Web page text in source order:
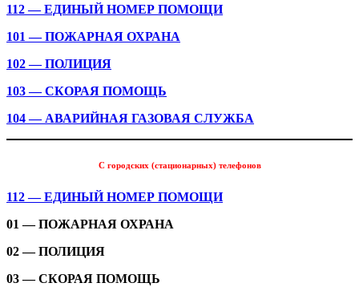
112 — ЕДИНЫЙ НОМЕР ПОМОЩИ
101 — ПОЖАРНАЯ ОХРАНА
102 — ПОЛИЦИЯ
103 — СКОРАЯ ПОМОЩЬ
104 — АВАРИЙНАЯ ГАЗОВАЯ СЛУЖБА
С городских (стационарных) телефонов
112 — ЕДИНЫЙ НОМЕР ПОМОЩИ
01 — ПОЖАРНАЯ ОХРАНА
02 — ПОЛИЦИЯ
03 — СКОРАЯ ПОМОЩЬ